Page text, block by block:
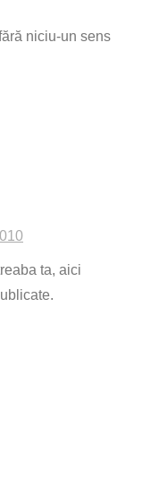
niciu-un sens
ta, aici